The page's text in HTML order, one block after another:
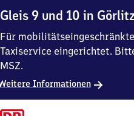
Gleis 9 und 10 in
Für
Taxiservice eingerichtet.
MSZ.
Informationen